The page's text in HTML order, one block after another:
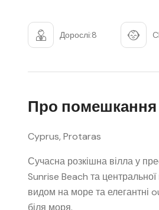
Дорослі:8
Про помешкання
Cyprus, Protaras
Сучасна розкішна вілла у
Sunrise Beach та
видом на море та елегантні
біля моря.